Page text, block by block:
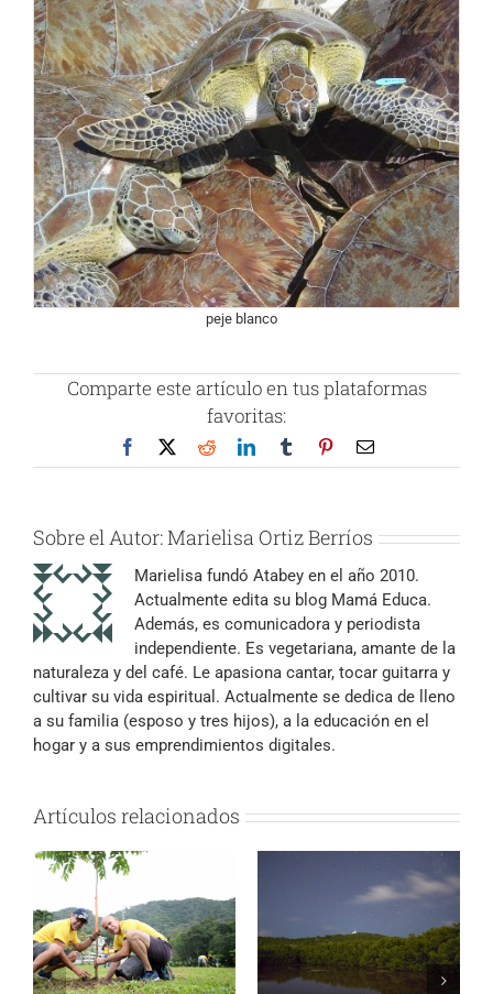
peje blanco
Comparte este artículo en tus plataformas
favoritas:
Facebook RedditLinkedInTumblr PinterestCorreo
electrónico
Sobre el Autor:Marielisa Ortiz Berríos
Marielisa fundó Atabey en el año 2010.
Actualmente edita su blog Mamá Educa.
Además, es comunicadora y periodista
independiente. Es vegetariana, amante de la
naturaleza y del café. Le apasiona cantar, tocar guitarra y
cultivar su vida espiritual. Actualmente se dedica de lleno
a su familia (esposo y tres hijos), a la educación en el
hogar y a sus emprendimientos digitales.
Artículos relacionados